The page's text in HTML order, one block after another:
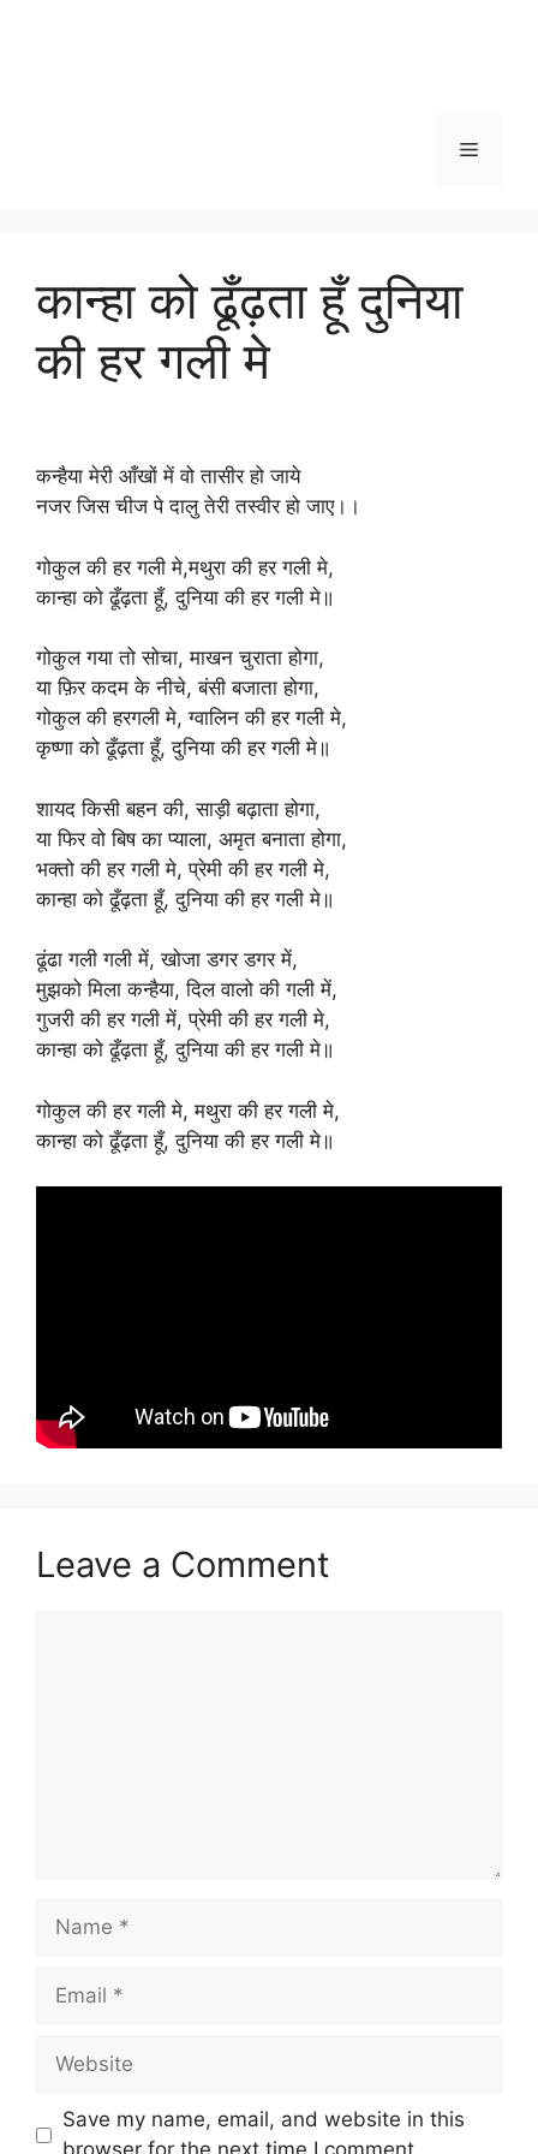
Menu
कान्हा को ढूँढ़ता हूँ दुनिया
की हर गली मे
कन्हैया मेरी आँखों में वो तासीर हो जाये
नजर जिस चीज पे दालु तेरी तस्वीर हो जाए।।
गोकुल की हर गली मे,मथुरा की हर गली मे,
कान्हा को ढूँढ़ता हूँ, दुनिया की हर गली मे॥
गोकुल गया तो सोचा, माखन चुराता होगा,
या फ़िर कदम के नीचे, बंसी बजाता होगा,
गोकुल की हरगली मे, ग्वालिन की हर गली मे,
कृष्णा को ढूँढ़ता हूँ, दुनिया की हर गली मे॥
शायद किसी बहन की, साड़ी बढ़ाता होगा,
या फिर वो बिष का प्याला, अमृत बनाता होगा,
भक्तो की हर गली मे, प्रेमी की हर गली मे,
कान्हा को ढूँढ़ता हूँ, दुनिया की हर गली मे॥
ढूंढा गली गली में, खोजा डगर डगर में,
मुझको मिला कन्हैया, दिल वालो की गली में,
गुजरी की हर गली में, प्रेमी की हर गली मे,
कान्हा को ढूँढ़ता हूँ, दुनिया की हर गली मे॥
गोकुल की हर गली मे, मथुरा की हर गली मे,
कान्हा को ढूँढ़ता हूँ, दुनिया की हर गली मे॥
Leave a Comment
Name
Email
Website
Save my name, email, and website in this